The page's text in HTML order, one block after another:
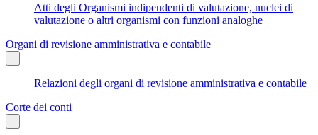
Atti degli Organismi indipendenti di valutazione, nuclei di
valutazione o altri organismi con funzioni analoghe
Organi di revisione amministrativa e contabile
Relazioni degli organi di revisione amministrativa e contabile
Corte dei conti